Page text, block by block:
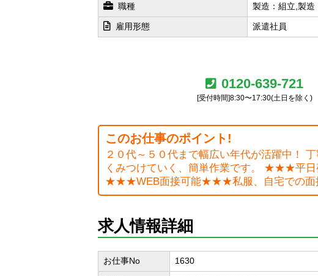
職種 製造：組立,製造
雇用形態 派遣社員
0120-639-721
[受付時間]8:30〜17:30(土日を除く)
このお仕事のポイント!
２０代～５０代まで幅広い年代が活躍中！
くみつけていく、簡単作業です。 ★★★平
★★★WEB面接可能★★★私服、自宅での面接
求人情報詳細
お仕事No 1630